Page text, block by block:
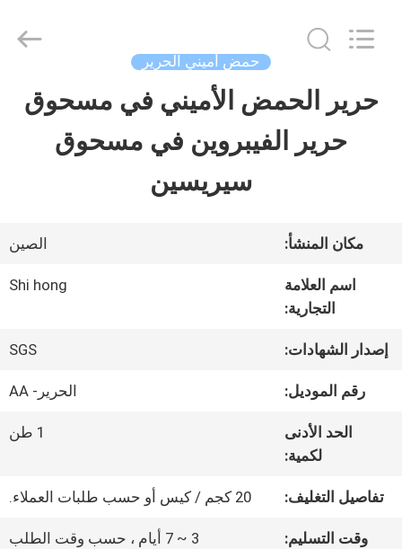
الصفحة
الرئيسية
أشرطة
معلومات
جولة
Sichuan
Shihong
Rights
حمض أميني الحرير
حرير الحمض الأميني في مسحوق
حرير الفيبروين في مسحوق
سيريسين
مكان المنشأ: الصين
اسم العلامة
التجارية:
Shi hong
إصدار الشهادات: SGS
رقم الموديل: الحرير- AA
الحد الأدنى
لكمية:
1 طن
تفاصيل التغليف: 20 كجم / كيس أو حسب طلبات العملاء.
وقت التسليم: 3 ~ 7 أيام ، حسب وقت الطلب